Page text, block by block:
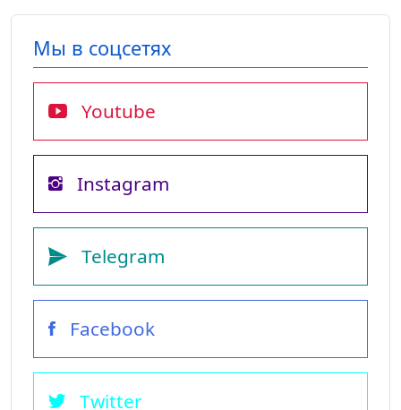
Мы в соцсетях
Youtube
Instagram
Telegram
Facebook
Twitter